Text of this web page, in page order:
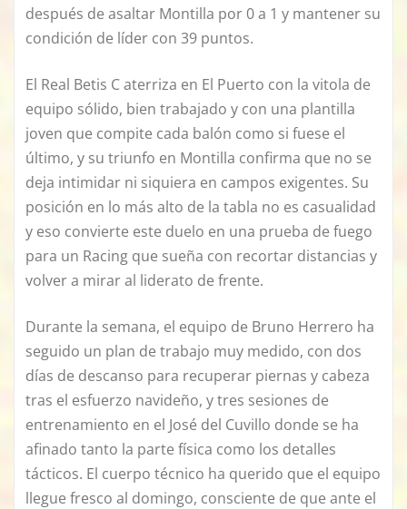
después de asaltar Montilla por 0 a 1 y mantener su
condición de líder con 39 puntos.
El Real Betis C aterriza en El Puerto con la vitola de
equipo sólido, bien trabajado y con una plantilla
joven que compite cada balón como si fuese el
último, y su triunfo en Montilla confirma que no se
deja intimidar ni siquiera en campos exigentes. Su
posición en lo más alto de la tabla no es casualidad
y eso convierte este duelo en una prueba de fuego
para un Racing que sueña con recortar distancias y
volver a mirar al liderato de frente.
Durante la semana, el equipo de Bruno Herrero ha
seguido un plan de trabajo muy medido, con dos
días de descanso para recuperar piernas y cabeza
tras el esfuerzo navideño, y tres sesiones de
entrenamiento en el José del Cuvillo donde se ha
afinado tanto la parte física como los detalles
tácticos. El cuerpo técnico ha querido que el equipo
llegue fresco al domingo, consciente de que ante el